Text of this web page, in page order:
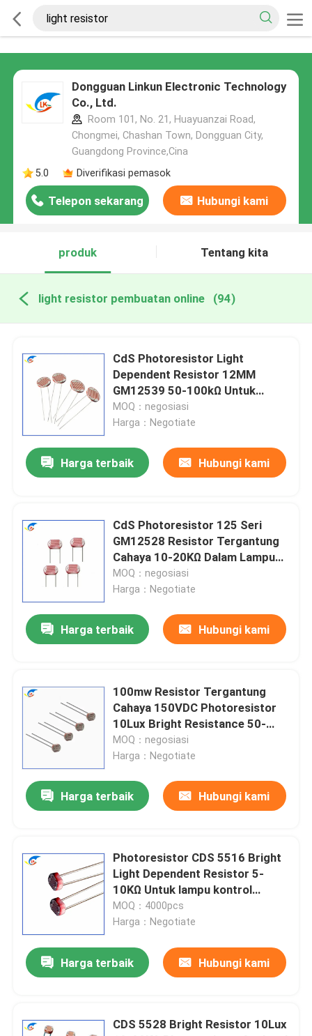
Dongguan Linkun Electronic Technology
Co., Ltd.
Room 101, No. 21, Huayuanzai Road,
Chongmei, Chashan Town, Dongguan City,
Guangdong Province,Cina
5.0
Diverifikasi pemasok
Telepon sekarang Hubungi kami
produk Tentang kita
light resistor pembuatan online (94)
CdS Photoresistor Light
Dependent Resistor 12MM
GM12539 50-100kΩ Untuk
lampu kontrol cahaya dalam
ruangan
MOQ：negosiasi
Harga：Negotiate
Harga terbaik Hubungi kami
CdS Photoresistor 125 Seri
GM12528 Resistor Tergantung
Cahaya 10-20KΩ Dalam Lampu
Mainan Fotografi
MOQ：negosiasi
Harga：Negotiate
Harga terbaik Hubungi kami
100mw Resistor Tergantung
Cahaya 150VDC Photoresistor
10Lux Bright Resistance 50-
100KΩ Kecepatan Tanggapan
Cepat
MOQ：negosiasi
Harga：Negotiate
Harga terbaik Hubungi kami
Photoresistor CDS 5516 Bright
Light Dependent Resistor 5-
10KΩ Untuk lampu kontrol
cahaya Kontrol dalam ruangan
MOQ：4000pcs
Harga：Negotiate
Harga terbaik Hubungi kami
CDS 5528 Bright Resistor 10Lux